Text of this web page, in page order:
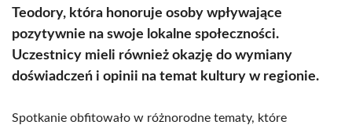
Teodory, która honoruje osoby wpływające
pozytywnie na swoje lokalne społeczności.
Uczestnicy mieli również okazję do wymiany
doświadczeń i opinii na temat kultury w regionie.
Spotkanie obfitowało w różnorodne tematy, które